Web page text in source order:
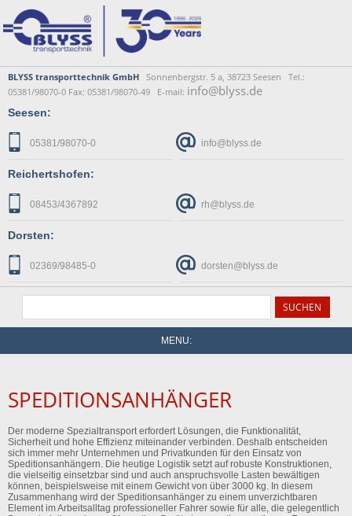
BLYSS transporttechnik GmbH Sonnenbergstr. 5 a, 38723 Seesen Tel.:
05381/98070-0 Fax: 05381/98070-49 E-mail: info@blyss.de
Seesen:
05381/98070-0 info@blyss.de
Reichertshofen:
08453/4367892 rh@blyss.de
Dorsten:
02369/98485-0 dorsten@blyss.de
MENU:
SPEDITIONSANHÄNGER
Der moderne Spezialtransport erfordert Lösungen, die Funktionalität,
Sicherheit und hohe Effizienz miteinander verbinden. Deshalb entscheiden
sich immer mehr Unternehmen und Privatkunden für den Einsatz von
Speditionsanhängern. Die heutige Logistik setzt auf robuste Konstruktionen,
die vielseitig einsetzbar sind und auch anspruchsvolle Lasten bewältigen
können, beispielsweise mit einem Gewicht von über 3000 kg. In diesem
Zusammenhang wird der Speditionsanhänger zu einem unverzichtbaren
Element im Arbeitsalltag professioneller Fahrer sowie für alle, die gelegentlich